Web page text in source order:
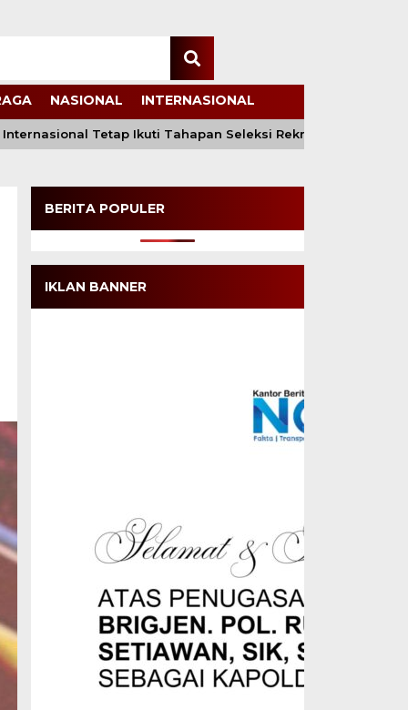
NASIONAL INTERNASIONAL
Tetap Ikuti Tahapan Seleksi Rekrutmen Polri
BERITA POPULER
IKLAN BANNER